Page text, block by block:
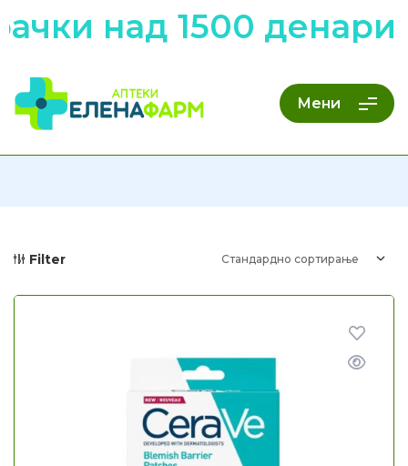
над 1500 денари
Мени
Filter